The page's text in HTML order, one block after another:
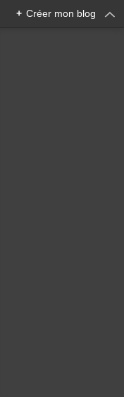
+ Créer mon blog